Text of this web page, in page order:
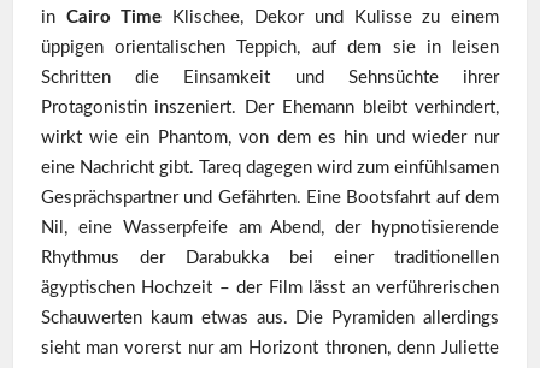
in Cairo Time Klischee, Dekor und Kulisse zu einem
üppigen orientalischen Teppich, auf dem sie in leisen
Schritten die Einsamkeit und Sehnsüchte ihrer
Protagonistin inszeniert. Der Ehemann bleibt verhindert,
wirkt wie ein Phantom, von dem es hin und wieder nur
eine Nachricht gibt. Tareq dagegen wird zum einfühlsamen
Gesprächspartner und Gefährten. Eine Bootsfahrt auf dem
Nil, eine Wasserpfeife am Abend, der hypnotisierende
Rhythmus der Darabukka bei einer traditionellen
ägyptischen Hochzeit – der Film lässt an verführerischen
Schauwerten kaum etwas aus. Die Pyramiden allerdings
sieht man vorerst nur am Horizont thronen, denn Juliette